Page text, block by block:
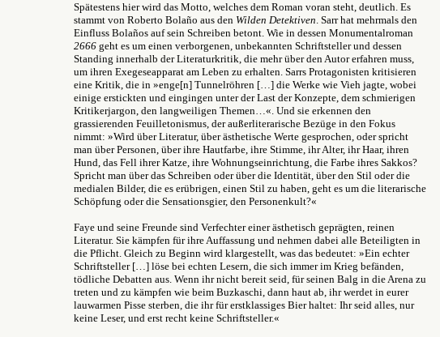
Spätestens hier wird das Motto, welches dem Roman voran steht, deutlich. Es
stammt von Roberto Bolaño aus den Wilden Detektiven. Sarr hat mehrmals den
Einfluss Bolaños auf sein Schreiben betont. Wie in dessen Monumentalroman
2666 geht es um einen verborgenen, unbekannten Schriftsteller und dessen
Standing innerhalb der Literaturkritik, die mehr über den Autor erfahren muss,
um ihren Exegeseapparat am Leben zu erhalten. Sarrs Protagonisten kritisieren
eine Kritik, die in »enge[n] Tunnelröhren […] die Werke wie Vieh jagte, wobei
einige erstickten und eingingen unter der Last der Konzepte, dem schmierigen
Kritikerjargon, den langweiligen Themen…«. Und sie erkennen den
grassierenden Feuilletonismus, der außerliterarische Bezüge in den Fokus
nimmt: »Wird über Literatur, über ästhetische Werte gesprochen, oder spricht
man über Personen, über ihre Hautfarbe, ihre Stimme, ihr Alter, ihr Haar, ihren
Hund, das Fell ihrer Katze, ihre Wohnungseinrichtung, die Farbe ihres Sakkos?
Spricht man über das Schreiben oder über die Identität, über den Stil oder die
medialen Bilder, die es erübrigen, einen Stil zu haben, geht es um die literarische
Schöpfung oder die Sensationsgier, den Personenkult?«
Faye und seine Freunde sind Verfechter einer ästhetisch geprägten, reinen
Literatur. Sie kämpfen für ihre Auffassung und nehmen dabei alle Beteiligten in
die Pflicht. Gleich zu Beginn wird klargestellt, was das bedeutet: »Ein echter
Schriftsteller […] löse bei echten Lesern, die sich immer im Krieg befänden,
tödliche Debatten aus. Wenn ihr nicht bereit seid, für seinen Balg in die Arena zu
treten und zu kämpfen wie beim Buzkaschi, dann haut ab, ihr werdet in eurer
lauwarmen Pisse sterben, die ihr für erstklassiges Bier haltet: Ihr seid alles, nur
keine Leser, und erst recht keine Schriftsteller.«